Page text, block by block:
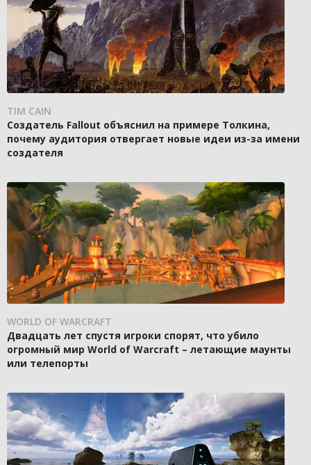
TIM CAIN
Создатель Fallout объяснил на примере Толкина,
почему аудитория отвергает новые идеи из-за имени
создателя
WORLD OF WARCRAFT
Двадцать лет спустя игроки спорят, что убило
огромный мир World of Warcraft – летающие маунты
или телепорты